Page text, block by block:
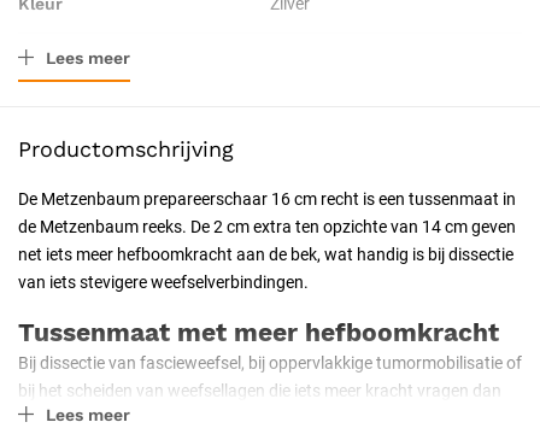
Materiaal
Toepassing Chirurgisch
Resorbeerbaar (hechtdraad) Nee
Professioneel, Latexvrij
Lees meer
Productomschrijving
De Metzenbaum prepareerschaar 16 cm recht is een tussenmaat in
de Metzenbaum reeks. De 2 cm extra ten opzichte van 14 cm geven
net iets meer hefboomkracht aan de bek, wat handig is bij dissectie
van iets stevigere weefselverbindingen.
Tussenmaat met meer hefboomkracht
Bij dissectie van fascieweefsel, bij oppervlakkige tumormobilisatie of
bij het scheiden van weefsellagen die iets meer kracht vragen dan
een 14 cm Metzenbaum biedt, levert de 16 cm uitvoering die extra
Lees meer